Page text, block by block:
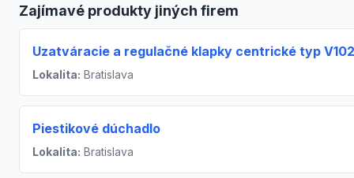
Zajímavé produkty jiných firem
Uzatváracie a regulačné klapky centrické typ
Lokalita: Bratislava
Piestikové dúchadlo
Lokalita: Bratislava